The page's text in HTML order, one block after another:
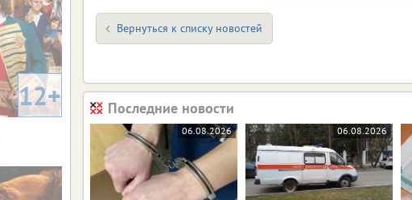
Вернуться к списку новостей
Последние новости
06.08.2026 06.08.2026
12+